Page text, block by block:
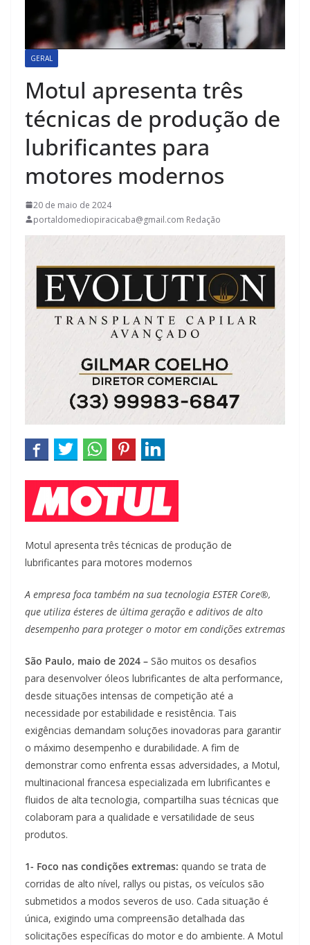
GERAL
Motul apresenta três
técnicas de produção de
lubrificantes para
motores modernos
20 de maio de 2024
portaldomediopiracicaba@gmail.com Redação
Motul apresenta três técnicas de produção de
lubrificantes para motores modernos
A empresa foca também na sua tecnologia ESTER Core®,
que utiliza ésteres de última geração e aditivos de alto
desempenho para proteger o motor em condições extremas
São Paulo, maio de 2024 – São muitos os desafios
para desenvolver óleos lubrificantes de alta performance,
desde situações intensas de competição até a
necessidade por estabilidade e resistência. Tais
exigências demandam soluções inovadoras para garantir
o máximo desempenho e durabilidade. A fim de
demonstrar como enfrenta essas adversidades, a Motul,
multinacional francesa especializada em lubrificantes e
fluidos de alta tecnologia, compartilha suas técnicas que
colaboram para a qualidade e versatilidade de seus
produtos.
1- Foco nas condições extremas: quando se trata de
corridas de alto nível, rallys ou pistas, os veículos são
submetidos a modos severos de uso. Cada situação é
única, exigindo uma compreensão detalhada das
solicitações específicas do motor e do ambiente. A Motul